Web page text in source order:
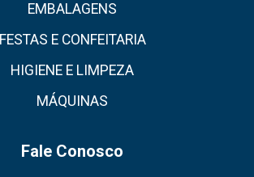
EMBALAGENS
FESTAS E CONFEITARIA
HIGIENE E LIMPEZA
MÁQUINAS
Fale Conosco